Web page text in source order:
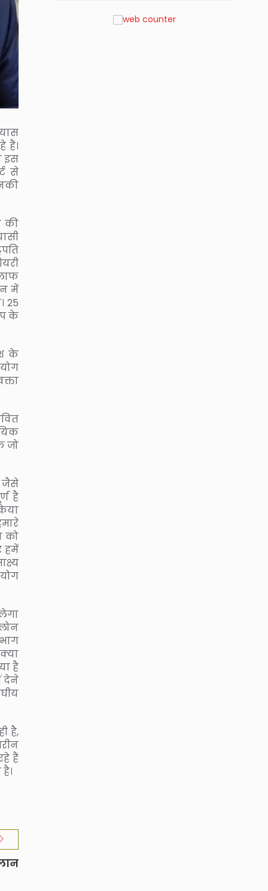
हैं।
इस
से
की
में
25
के
के
जो
जैसे
है
को
हमें
है
देने
है,
हैं